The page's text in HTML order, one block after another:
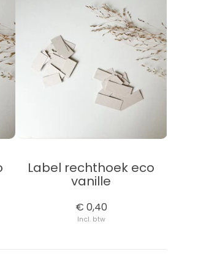
Label rechthoek eco
vanille
€ 0,40
Incl. btw